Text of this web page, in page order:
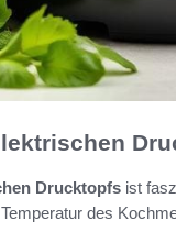
Drucktopfs ist
des